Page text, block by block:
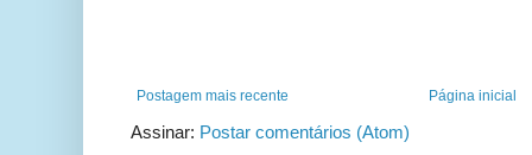
Postagem mais recente Página inicial
Assinar: Postar comentários (Atom)